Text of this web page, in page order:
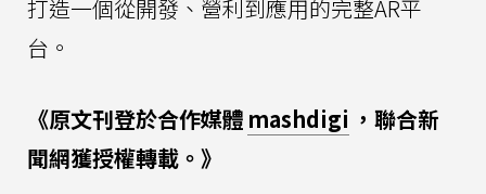
打造一個從開發、營利到應用的完整AR平
台。
《原文刊登於合作媒體 mashdigi ，聯合新
聞網獲授權轉載。》